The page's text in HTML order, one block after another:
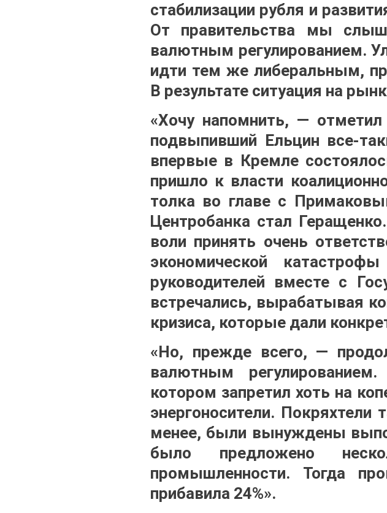
стабилизации рубля и
От правительства мы
валютным регулированием.
идти тем же либеральным,
В результате ситуация на
«Хочу напомнить, —
подвыпивший Ельцин все-
впервые в Кремле
пришло к власти
толка во главе с
Центробанка стал
воли принять очень
экономической
руководителей вместе с
встречались, вырабатывая
кризиса, которые дали
«Но, прежде всего, —
валютным
котором запретил хоть на
энергоносители.
менее, были вынуждены
было предложено
промышленности. Тогда
прибавила 24%».